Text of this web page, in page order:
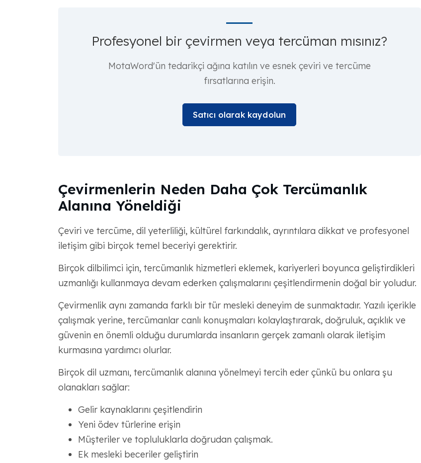
Profesyonel bir çevirmen veya tercüman mısınız?
MotaWord'ün tedarikçi ağına katılın ve esnek çeviri ve tercüme
fırsatlarına erişin.
Satıcı olarak kaydolun
Çevirmenlerin Neden Daha Çok Tercümanlık
Alanına Yöneldiği
Çeviri ve tercüme, dil yeterliliği, kültürel farkındalık, ayrıntılara dikkat ve profesyonel
iletişim gibi birçok temel beceriyi gerektirir.
Birçok dilbilimci için, tercümanlık hizmetleri eklemek, kariyerleri boyunca geliştirdikleri
uzmanlığı kullanmaya devam ederken çalışmalarını çeşitlendirmenin doğal bir yoludur.
Çevirmenlik aynı zamanda farklı bir tür mesleki deneyim de sunmaktadır. Yazılı içerikle
çalışmak yerine, tercümanlar canlı konuşmaları kolaylaştırarak, doğruluk, açıklık ve
güvenin en önemli olduğu durumlarda insanların gerçek zamanlı olarak iletişim
kurmasına yardımcı olurlar.
Birçok dil uzmanı, tercümanlık alanına yönelmeyi tercih eder çünkü bu onlara şu
olanakları sağlar:
Gelir kaynaklarını çeşitlendirin
Yeni ödev türlerine erişin
Müşteriler ve topluluklarla doğrudan çalışmak.
Ek mesleki beceriler geliştirin